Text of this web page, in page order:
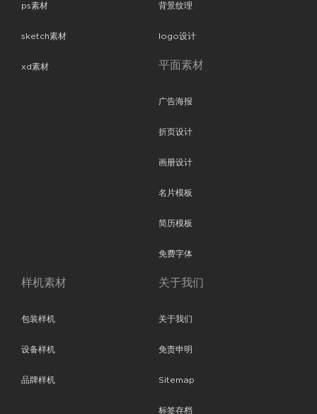
ps素材
sketch素材
xd素材
背景纹理
logo设计
平面素材
广告海报
折页设计
画册设计
名片模板
简历模板
免费字体
样机素材
包装样机
设备样机
品牌样机
关于我们
关于我们
免责申明
Sitemap
标签存档